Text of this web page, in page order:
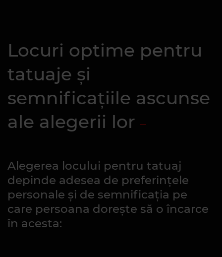
Locuri optime pentru
tatuaje și
semnificațiile ascunse
ale alegerii lor
Alegerea locului pentru tatuaj
depinde adesea de preferințele
personale și de semnificația pe
care persoana dorește să o încarce
în acesta: